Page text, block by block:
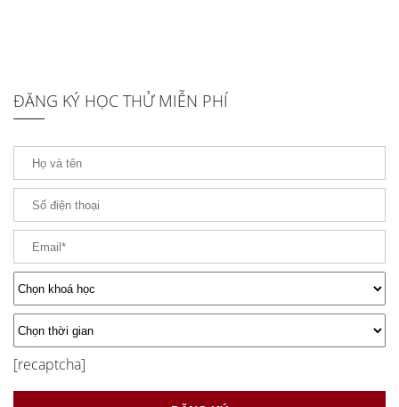
ĐĂNG KÝ HỌC THỬ MIỄN PHÍ
[recaptcha]